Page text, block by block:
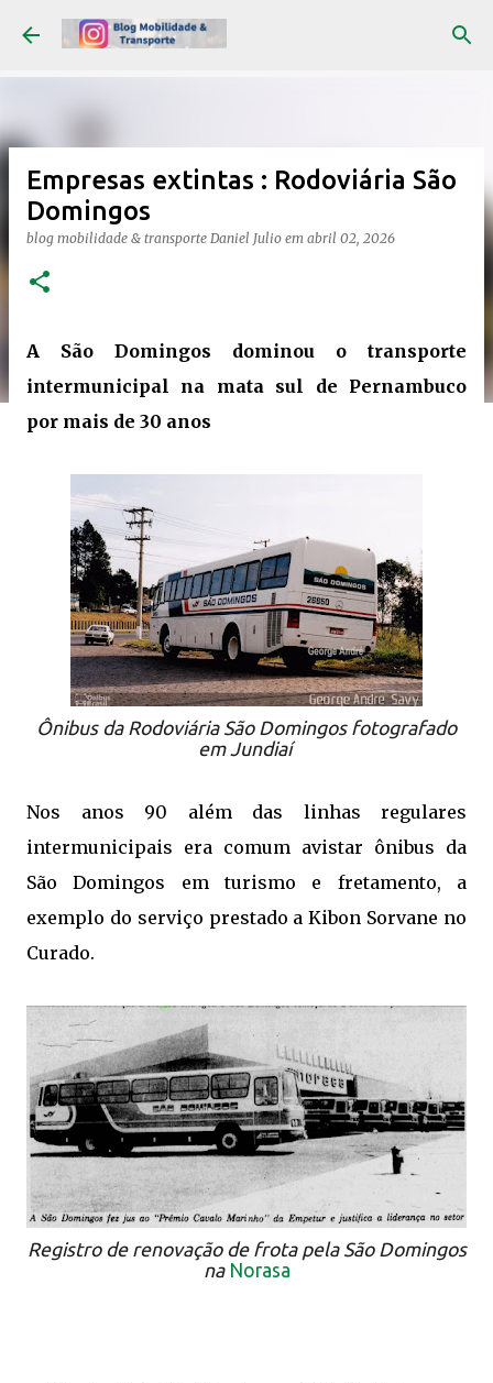
Pular para o conteúdo principal
Empresas extintas : Rodoviária São
Domingos
blog mobilidade & transporte Daniel Julio em abril 02, 2026
A São Domingos dominou o transporte
intermunicipal na mata sul de Pernambuco
por mais de 30 anos
Ônibus da Rodoviária São Domingos fotografado
em Jundiaí
Nos anos 90 além das linhas regulares
intermunicipais era comum avistar ônibus da
São Domingos em turismo e fretamento, a
exemplo do serviço prestado a Kibon Sorvane no
Curado.
Registro de renovação de frota pela São Domingos
na Norasa